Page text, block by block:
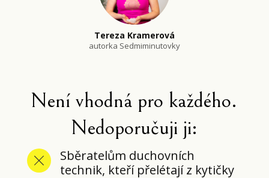
Tereza Kramerová
autorka Sedmiminutovky
Není vhodná pro každého.
Nedoporučuji ji:
Sběratelům duchovních
technik, kteří přelétají z kytičky